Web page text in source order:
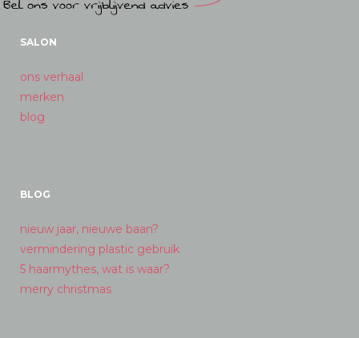
SALON
ons verhaal
merken
blog
BLOG
nieuw jaar, nieuwe baan?
vermindering plastic gebruik
5 haarmythes, wat is waar?
merry christmas